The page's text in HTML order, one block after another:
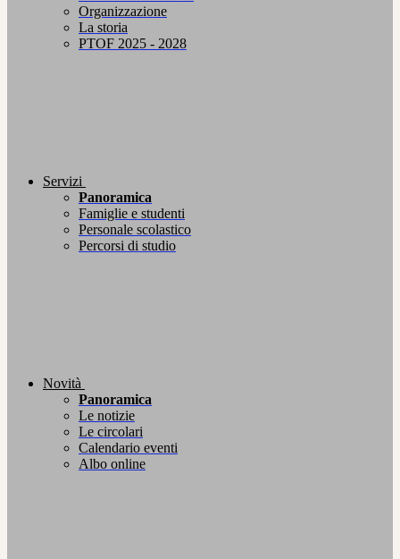
Organizzazione
La storia
PTOF 2025 - 2028
Servizi
Panoramica
Famiglie e studenti
Personale scolastico
Percorsi di studio
Novità
Panoramica
Le notizie
Le circolari
Calendario eventi
Albo online